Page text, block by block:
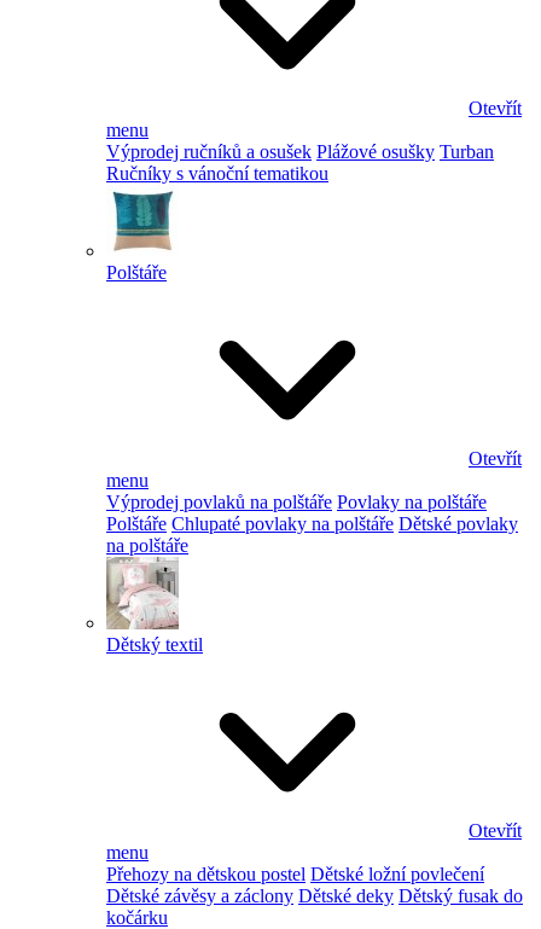
Otevřít
menu
Výprodej ručníků a osušek Plážové osušky Turban
Ručníky s vánoční tematikou
Polštáře
Otevřít
menu
Výprodej povlaků na polštáře Povlaky na polštáře
Polštáře Chlupaté povlaky na polštáře Dětské povlaky
na polštáře
Dětský textil
Otevřít
menu
Přehozy na dětskou postel Dětské ložní povlečení
Dětské závěsy a záclony Dětské deky Dětský fusak do
kočárku